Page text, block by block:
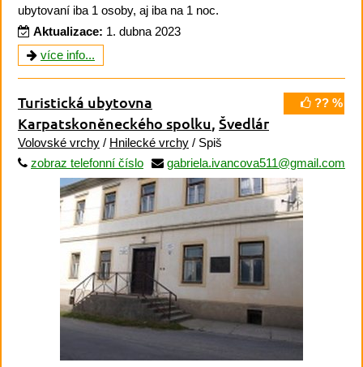
ubytovaní iba 1 osoby, aj iba na 1 noc.
Aktualizace: 1. dubna 2023
více info...
?? %
Turistická ubytovna
Karpatskoněneckého spolku Švedlár
Volovské vrchy / Hnilecké vrchy / Spiš
zobraz telefonní číslo
gabriela.ivancova511@gmail.com